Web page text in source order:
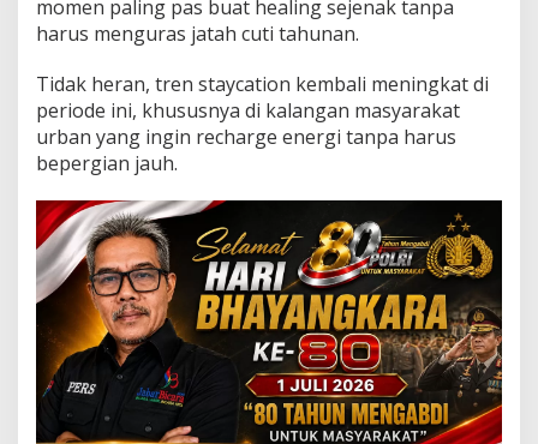
m
a
B
e
r
m
A
k
u
l
a
k
momen paling pas buat healing sejenak tanpa
harus menguras jatah cuti tahunan.
Tidak heran, tren staycation kembali meningkat di
periode ini, khususnya di kalangan masyarakat
urban yang ingin recharge energi tanpa harus
bepergian jauh.